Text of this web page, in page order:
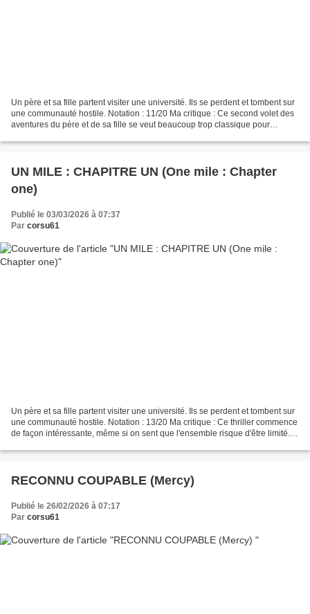
Un père et sa fille partent visiter une université. Ils se perdent et tombent sur
une communauté hostile. Notation : 11/20 Ma critique : Ce second volet des
aventures du père et de sa fille se veut beaucoup trop classique pour
UN MILE : CHAPITRE UN (One mile : Chapter
one)
Publié le 03/03/2026 à 07:37
Par corsu61
Un père et sa fille partent visiter une université. Ils se perdent et tombent sur
une communauté hostile. Notation : 13/20 Ma critique : Ce thriller commence
de façon intéressante, même si on sent que l'ensemble risque d'être limité.
RECONNU COUPABLE (Mercy)
Publié le 26/02/2026 à 07:17
Par corsu61